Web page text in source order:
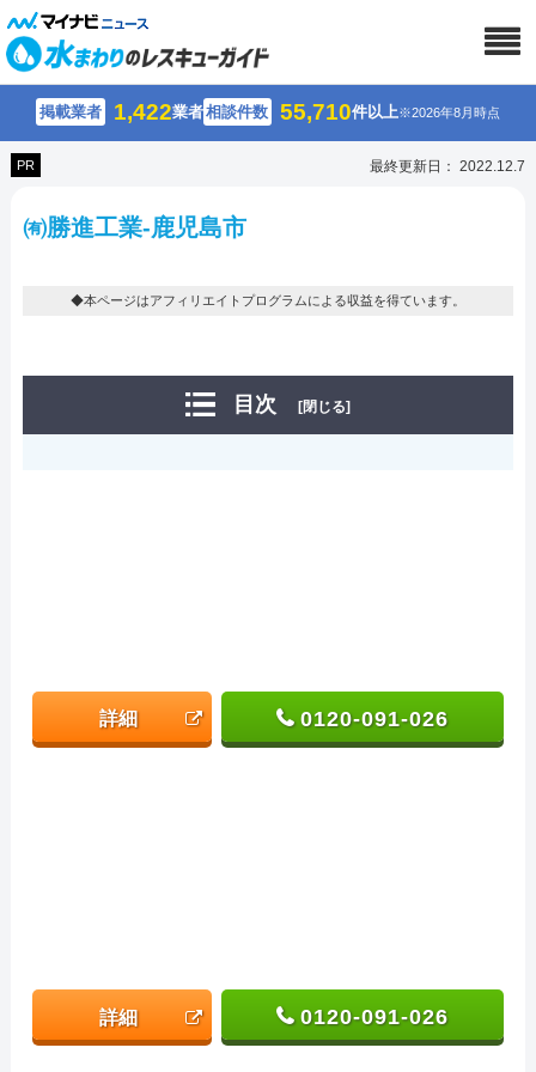
掲載業者 1,422業者相談件数 55,710件以上※2026年8月時点
PR 最終更新日： 2022.12.7
㈲勝進工業-鹿児島市
◆本ページはアフィリエイトプログラムによる収益を得ています。
目次 [閉じる]
詳細 0120-091-026
詳細 0120-091-026